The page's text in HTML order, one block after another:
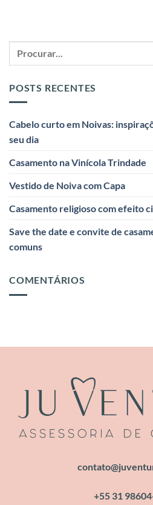
POSTS RECENTES
Cabelo curto em Noivas:
seu dia
Casamento na Vinícola Trindade
Vestido de Noiva com Capa
Casamento religioso com efeito
Save the date e convite de
comuns
COMENTÁRIOS
+55 31